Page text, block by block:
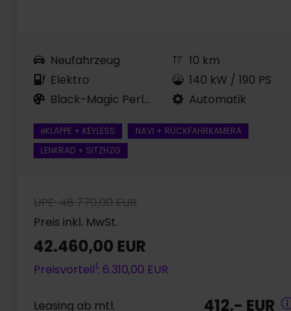
Neufahrzeug
Elektro
Black-Magic Perleffekt
10 km
140 kW / 190 PS
Automatik
eKLAPPE + KEYLESS
NAVI + RÜCKFAHRKAMERA
LENKRAD + SITZHZG
UPE: 48.770,00 EUR
Preis inkl. MwSt.
42.460,00 EUR
Preisvorteil1: 6.310,00 EUR
Leasing ab mtl. 412,- EUR